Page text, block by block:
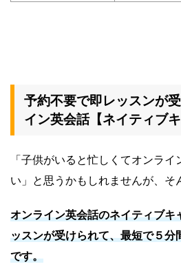
予約不要で即レッスンが
イン英会話【ネイティブキ
「子供がいると忙しくてオンラ
い」と思うかもしれませんが、そ
オンライン英会話のネイティブキ
ッスンが受けられて、最短で５分
です。